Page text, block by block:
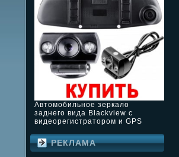
Автомобильное зеркало
заднего вида Blackview с
видеорегистратором и GPS
РЕКЛАМА